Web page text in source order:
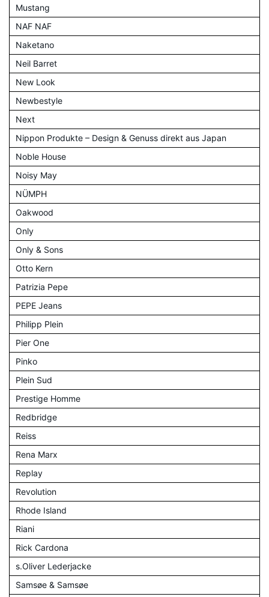
Mustang
NAF NAF
Naketano
Neil Barret
New Look
Newbestyle
Next
Nippon Produkte – Design & Genuss direkt aus Japan
Noble House
Noisy May
NÜMPH
Oakwood
Only
Only & Sons
Otto Kern
Patrizia Pepe
PEPE Jeans
Philipp Plein
Pier One
Pinko
Plein Sud
Prestige Homme
Redbridge
Reiss
Rena Marx
Replay
Revolution
Rhode Island
Riani
Rick Cardona
s.Oliver Lederjacke
Samsøe & Samsøe